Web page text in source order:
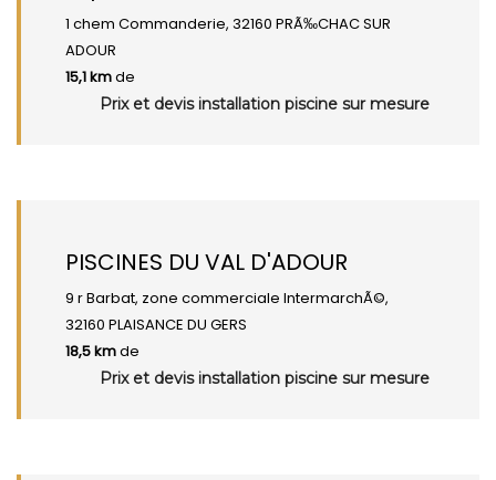
1 chem Commanderie, 32160 PRÃ‰CHAC SUR
ADOUR
15,1 kmde
Prix et devis installation piscine sur mesure
PISCINES DU VAL D'ADOUR
9 r Barbat, zone commerciale IntermarchÃ©,
32160 PLAISANCE DU GERS
18,5 kmde
Prix et devis installation piscine sur mesure